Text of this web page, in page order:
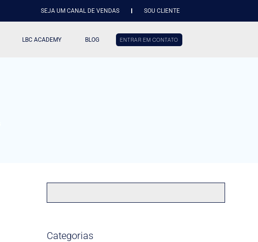
SEJA UM CANAL DE VENDAS SOU CLIENTE
LBC ACADEMY BLOG ENTRAR EM CONTATO
Categorias